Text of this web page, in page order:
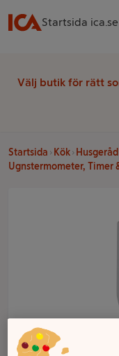
Startsida ica.se
Välj butik för rätt
Startsida Kök
Ugnstermometer, Timer